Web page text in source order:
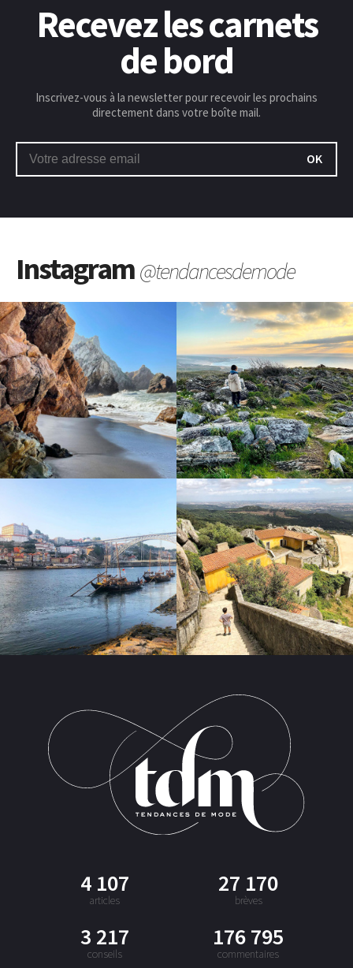
Recevez les carnets
de bord
Inscrivez-vous à la newsletter pour recevoir les prochains
directement dans votre boîte mail.
OK
Instagram@tendancesdemode
4 107
articles
27 170
brèves
3 217
conseils
176 795
commentaires